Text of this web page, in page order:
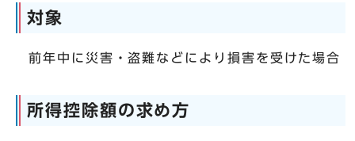
対象
前年中に災害・盗難などにより損害を受けた場合
所得控除額の求め方